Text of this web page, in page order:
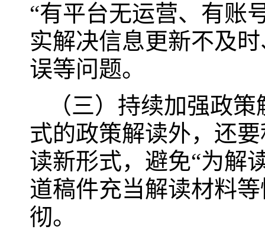
“有平台无运营、有账
实解决信息更新不及
误等问题。
（三）持续加强政
式的政策解读外，还
读新形式，避免“为解
道稿件充当解读材料
彻。